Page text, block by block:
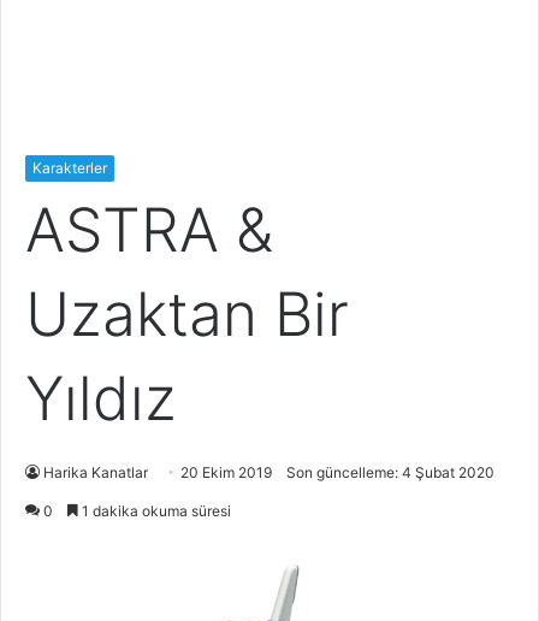
Karakterler
ASTRA &
Uzaktan Bir
Yıldız
Harika Kanatlar 20 Ekim 2019 Son güncelleme: 4 Şubat 2020
0 1 dakika okuma süresi